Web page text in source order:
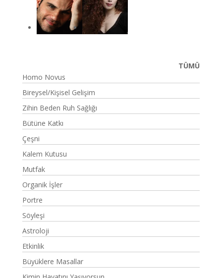
TÜMÜ
Homo Novus
Bireysel/Kişisel Gelişim
Zihin Beden Ruh Sağlığı
Bütüne Katkı
Çeşni
Kalem Kutusu
Mutfak
Organik İşler
Portre
Söyleşi
Astroloji
Etkinlik
Büyüklere Masallar